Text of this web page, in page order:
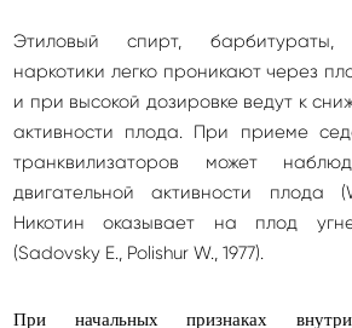
Этиловый спирт,
наркотики легко проникают через
и при высокой дозировке ведут к
активности плода. При приеме
транквилизаторов может
двигательной активности плода
Никотин оказывает на плод
(Sadovsky E., Polishur W., 1977).
При начальных признаках